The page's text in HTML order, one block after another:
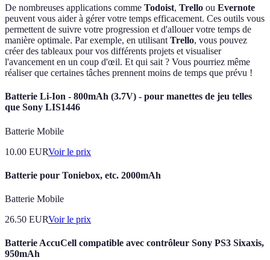
De nombreuses applications comme Todoist, Trello ou Evernote
peuvent vous aider à gérer votre temps efficacement. Ces outils vous
permettent de suivre votre progression et d'allouer votre temps de
manière optimale. Par exemple, en utilisant Trello, vous pouvez
créer des tableaux pour vos différents projets et visualiser
l'avancement en un coup d'œil. Et qui sait ? Vous pourriez même
réaliser que certaines tâches prennent moins de temps que prévu !
Batterie Li-Ion - 800mAh (3.7V) - pour manettes de jeu telles
que Sony LIS1446
Batterie Mobile
10.00 EURVoir le prix
Batterie pour Toniebox, etc. 2000mAh
Batterie Mobile
26.50 EURVoir le prix
Batterie AccuCell compatible avec contrôleur Sony PS3 Sixaxis,
950mAh